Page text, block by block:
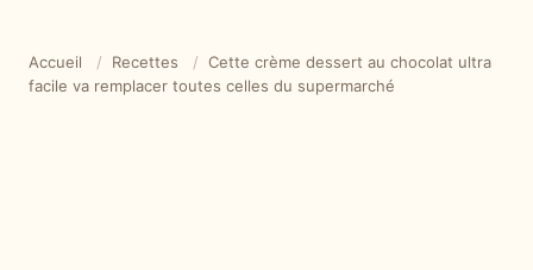
Accueil / Recettes / Cette crème dessert au chocolat ultra
facile va remplacer toutes celles du supermarché